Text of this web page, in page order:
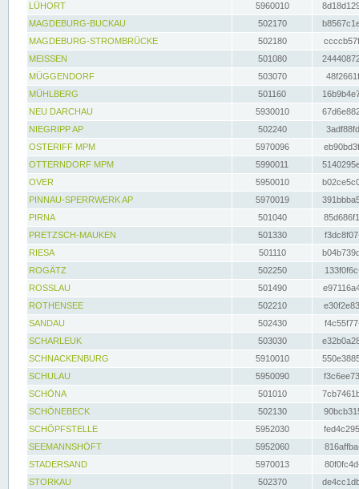
LÜHORT
5960010
MAGDEBURG-BUCKAU
502170
MAGDEBURG-STROMBRÜCKE
502180
MEISSEN
501080
MÜGGENDORF
503070
MÜHLBERG
501160
NEU DARCHAU
5930010
NIEGRIPP AP
502240
OSTERIFF MPM
5970096
OTTERNDORF MPM
5990011
OVER
5950010
PINNAU-SPERRWERK AP
5970019
PIRNA
501040
PRETZSCH-MAUKEN
501330
RIESA
501110
ROGÄTZ
502250
ROSSLAU
501490
ROTHENSEE
502210
SANDAU
502430
SCHARLEUK
503030
SCHNACKENBURG
5910010
SCHULAU
5950090
SCHÖNA
501010
SCHÖNEBECK
502130
SCHÖPFSTELLE
5952030
SEEMANNSHÖFT
5952060
STADERSAND
5970013
STORKAU
502370